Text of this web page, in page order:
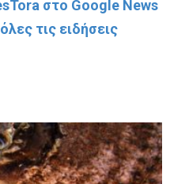
στο Google News
τις ειδήσεις